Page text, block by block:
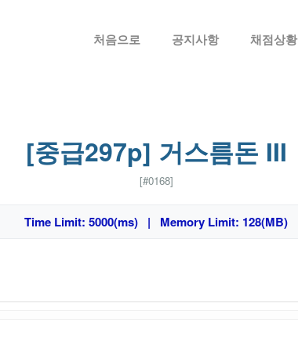
처음으로 공지사항 채점상황
[중급297p] 거스름돈 III
[#0168]
Time Limit: 5000(ms) | Memory Limit: 128(MB)